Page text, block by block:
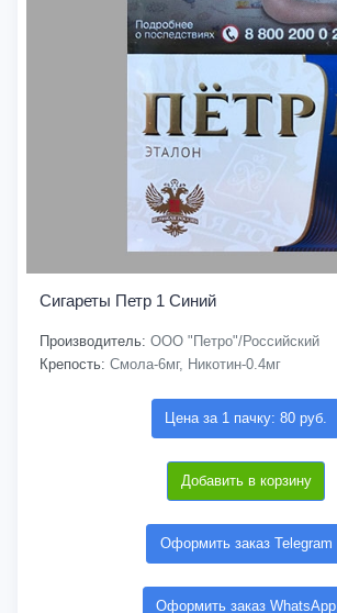
Сигареты Петр 1 Синий
Производитель: ООО "Петро"/Российский
Крепость: Смола-6мг, Никотин-0.4мг
Цена за 1 пачку: 80 руб.
Добавить в корзину
Оформить заказ Telegram
Оформить заказ WhatsApp